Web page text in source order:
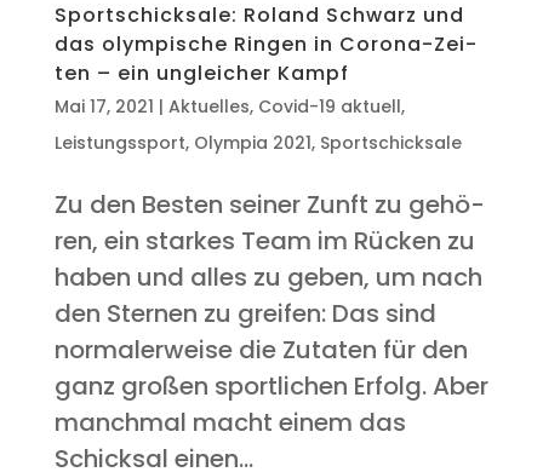
Sport­schick­sa­le: Roland Schwarz und
das olym­pi­sche Rin­gen in Coro­na-Zei­
ten – ein unglei­cher Kampf
Mai 17, 2021 | Aktuelles, Covid-19 aktuell,
Leistungssport, Olympia 2021, Sportschicksale
Zu den Bes­ten sei­ner Zunft zu gehö­
ren, ein star­kes Team im Rücken zu
haben und alles zu geben, um nach
den Ster­nen zu grei­fen: Das sind
nor­ma­ler­wei­se die Zuta­ten für den
ganz gro­ßen sport­li­chen Erfolg. Aber
manch­mal macht einem das
Schick­sal einen...